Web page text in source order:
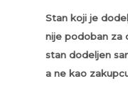
Stan koji je
nije podoban za
stan dodeljen
a ne kao